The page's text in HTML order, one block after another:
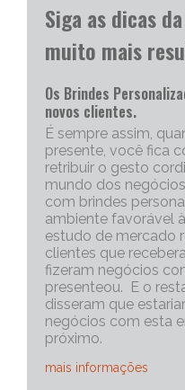
Siga as dicas
muito mais
Os Brindes
novos clientes.
É sempre assim,
presente, você fica
retribuir o gesto
mundo dos
com brindes
ambiente favorável
estudo de mercado
clientes que
fizeram negócios
presenteou. E o
disseram que
negócios com esta
próximo.
mais informações